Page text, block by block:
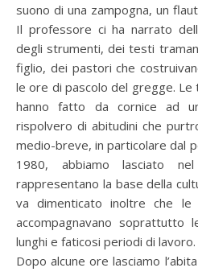
suono di una zampogna, un
Il professore ci ha narrato
degli strumenti, dei testi
figlio, dei pastori che
le ore di pascolo del gregge.
hanno fatto da cornice ad
rispolvero di abitudini che
medio-breve, in particolare dal
1980, abbiamo lasciato
rappresentano la base della
va dimenticato inoltre che le
accompagnavano
lunghi e faticosi periodi di lavoro.
Dopo alcune ore lasciamo